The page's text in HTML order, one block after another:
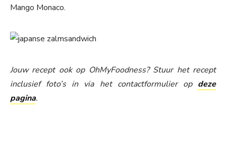
Mango Monaco.
Jouw recept ook op OhMyFoodness? Stuur het recept
inclusief foto’s in via het contactformulier op deze
pagina.